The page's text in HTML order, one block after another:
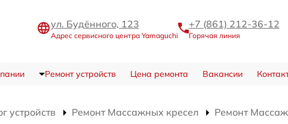
ул. Будённого, 123
Адрес сервисного центра Yamaguchi
+7 (861) 212-36-12
Горячая линия
Ремонт устройств Цена ремонта Вакансии
устройств Ремонт Массажных кресел
Ремонт